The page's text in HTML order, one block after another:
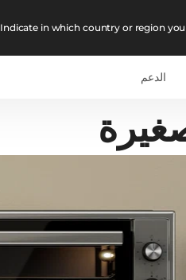
Indicate in which country or region
الدعم